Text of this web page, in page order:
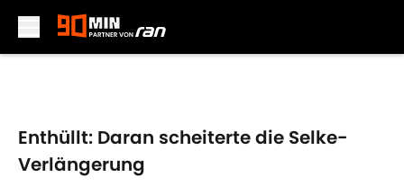
Enthüllt: Daran scheiterte die Selke-
Verlängerung